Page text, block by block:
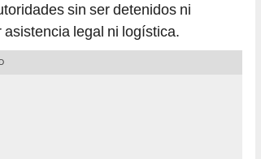
sin ser detenidos ni
legal ni logística.